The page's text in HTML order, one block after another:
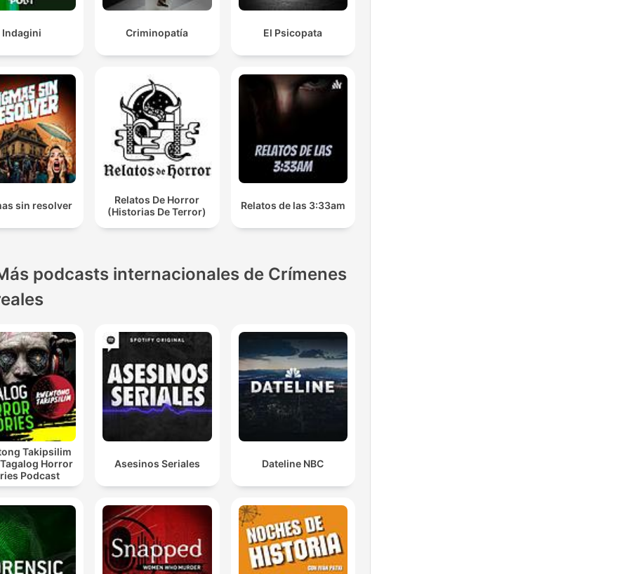
Indagini Criminopatía El Psicopata
sin resolver
Relatos De Horror
(Historias De Terror)
Relatos de las 3:33am
podcasts internacionales de Crímenes
Takipsilim
Horror
Podcast
Asesinos Seriales Dateline NBC